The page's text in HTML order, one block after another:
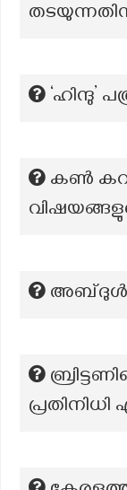
കൺ
അബ്ദുൾ
പ്രതിനിധി